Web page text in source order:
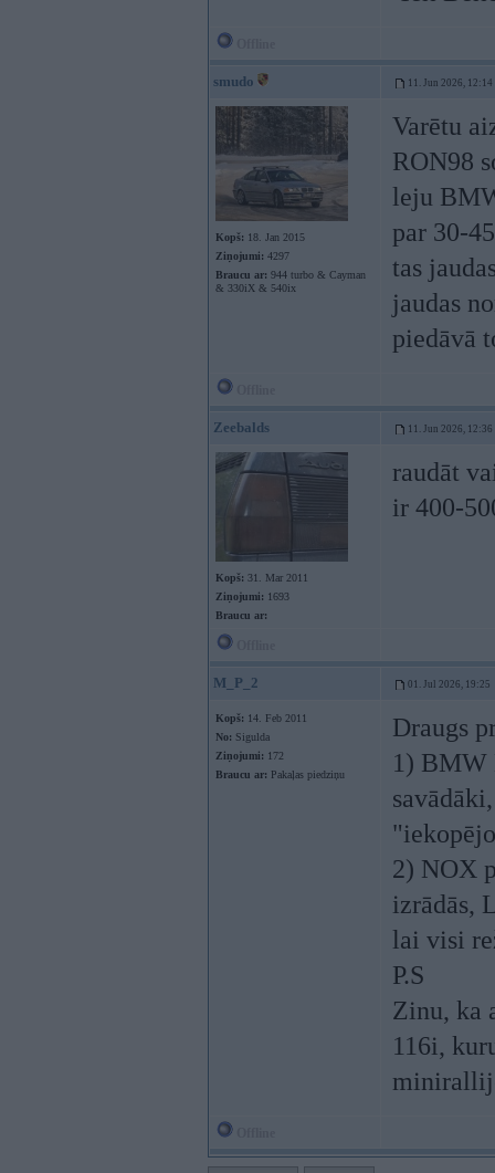
smudo 11. Jun 2026, 12:14
Kopš: 18. Jan 2015
Ziņojumi: 4297
Braucu ar: 944 turbo & Cayman
& 330iX & 540ix
Varētu
RON98
leju
par 30-
tas
jaudas
piedāvā
Zeebalds 11. Jun 2026, 12:36
Kopš: 31. Mar 2011
Ziņojumi: 1693
Braucu ar:
raudāt
ir 400-
M_P_2 01. Jul 2026, 19:25
Kopš: 14. Feb 2011
No: Sigulda
Ziņojumi: 172
Braucu ar: Pakaļas piedziņu
Draugs
1) BMW
2) NOX
izrādās,
lai visi
P.S
Zinu, ka
116i,